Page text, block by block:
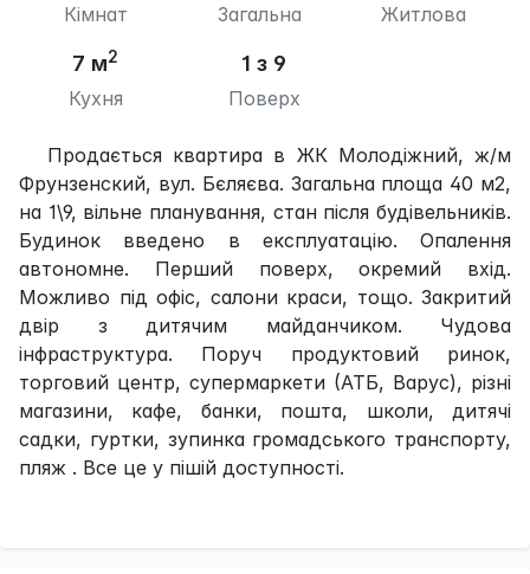
Кімнат Загальна Житлова
7 м2
Кухня
1 з 9
Поверх
Продається квартира в ЖК Молодіжний, ж/м
Фрунзенский, вул. Бєляєва. Загальна площа 40 м2,
на 1\9, вільне планування, стан після будівельників.
Будинок введено в експлуатацію. Опалення
автономне. Перший поверх, окремий вхід.
Можливо під офіс, салони краси, тощо. Закритий
двір з дитячим майданчиком. Чудова
інфраструктура. Поруч продуктовий ринок,
торговий центр, супермаркети (АТБ, Варус), різні
магазини, кафе, банки, пошта, школи, дитячі
садки, гуртки, зупинка громадського транспорту,
пляж . Все це у пішій доступності.